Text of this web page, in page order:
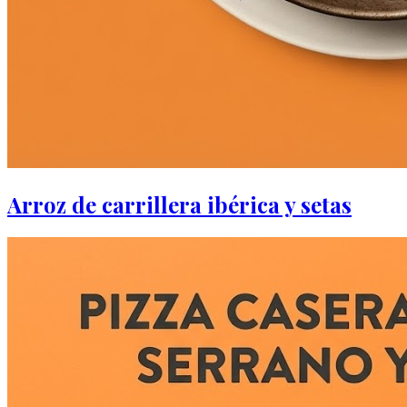
Arroz de carrillera ibérica y setas